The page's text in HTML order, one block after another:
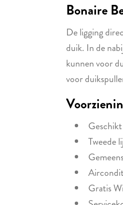
Bonaire
De ligging
duik. In de
kunnen voor
voor
Tweede
Gratis